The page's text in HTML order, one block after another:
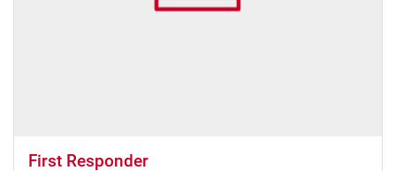
First Responder